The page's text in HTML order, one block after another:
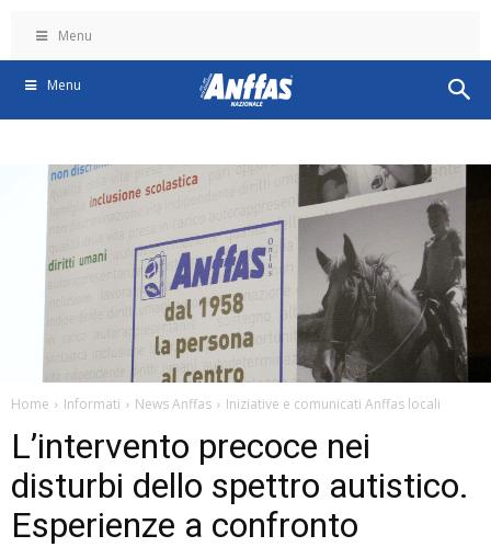
Menu
Menu
Home Informati News Anffas Iniziative e comunicati Anffas locali
L’intervento precoce nei
disturbi dello spettro autistico.
Esperienze a confronto